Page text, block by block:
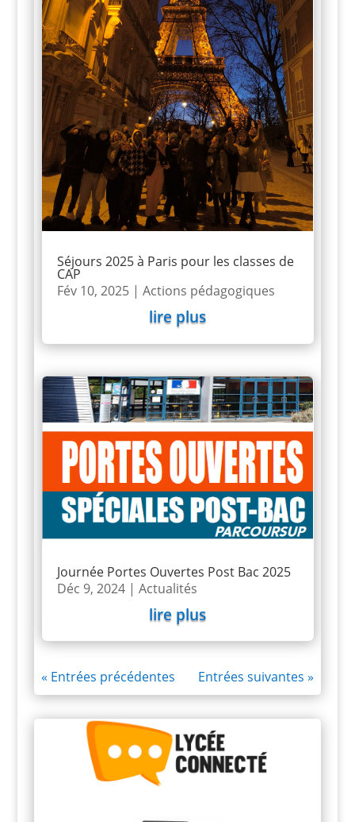
Séjours 2025 à Paris pour les classes de
CAP
Fév 10, 2025| Actions pédagogiques
lire plus
Journée Portes Ouvertes Post Bac 2025
Déc 9, 2024| Actualités
lire plus
« Entrées précédentes Entrées suivantes »